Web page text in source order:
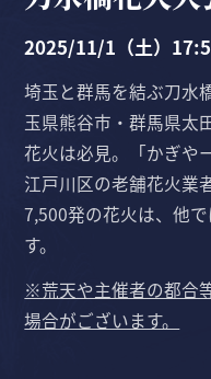
2025/11/1（土）
埼玉と群馬を結ぶ刀水
玉県熊谷市・群馬県太
花火は必見。「かぎや
江戸川区の老舗花火業
7,500発の花火は、他
す。
※荒天や主催者の都合
場合がございます。